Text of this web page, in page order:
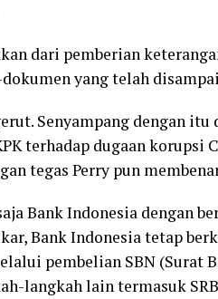
dari pemberian
yang telah
Senyampang dengan
terhadap dugaan korupsi
tegas Perry pun
Bank Indonesia dengan
Bank Indonesia tetap
pembelian SBN (Surat
langkah lain termasuk